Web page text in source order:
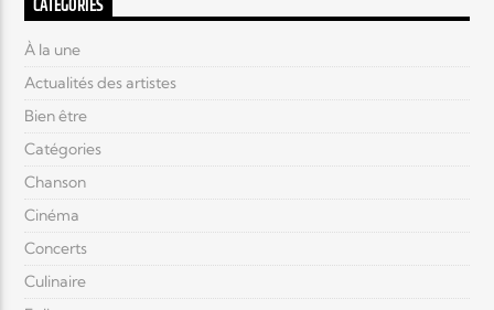
CATÉGORIES
À la une
Actualités des artistes
Bien être
Catégories
Chanson
Cinéma
Concerts
Culinaire